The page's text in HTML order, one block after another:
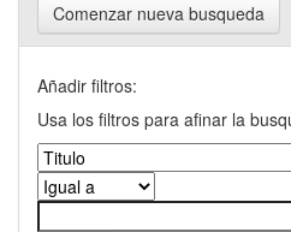
Comenzar nueva busqueda
Añadir filtros:
Usa los filtros para afinar la